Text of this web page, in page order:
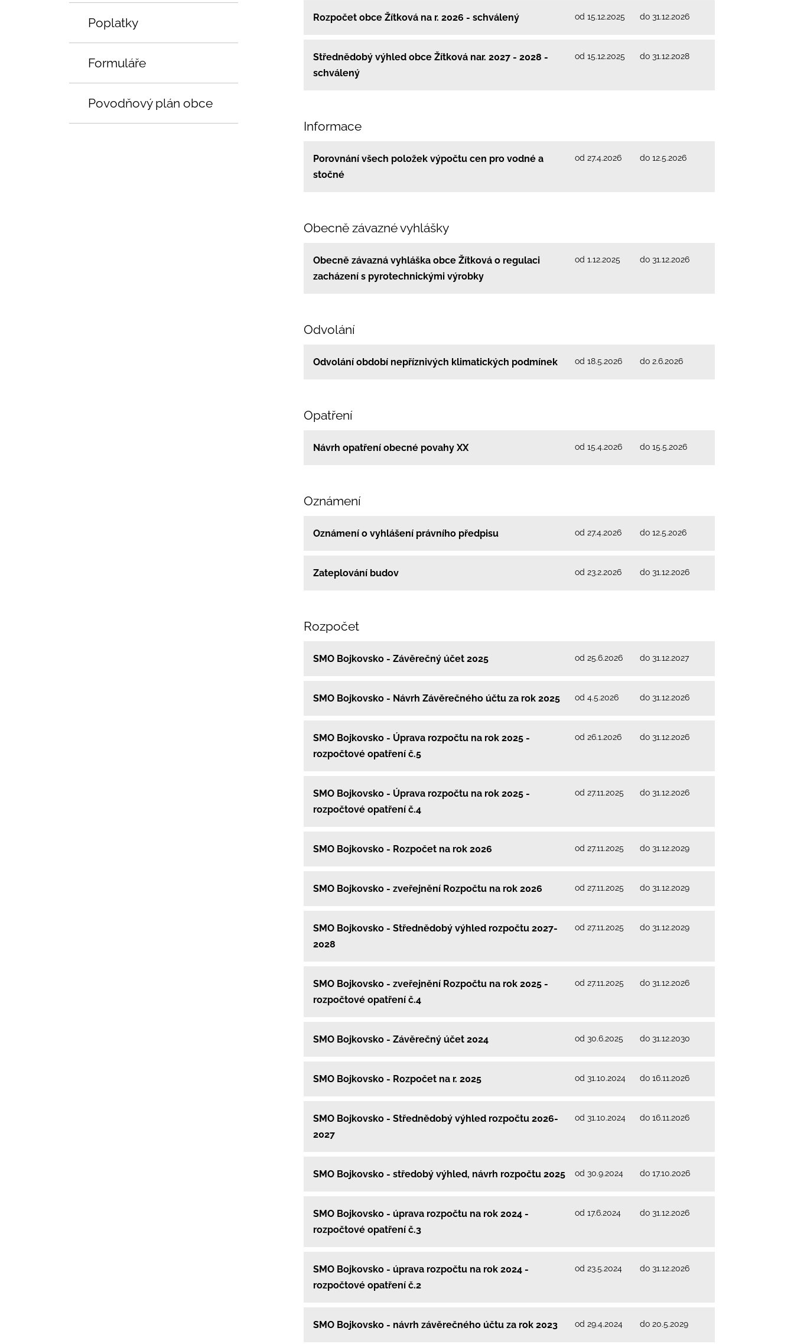
Rozpočet obce Žítková na r. 2026 - schválený od 15.12.2025 do 31.12.2026
Střednědobý výhled obce Žítková nar. 2027 - 2028 -
schválený
od 15.12.2025 do 31.12.2028
Informace
Porovnání všech položek výpočtu cen pro vodné a
stočné
od 27.4.2026 do 12.5.2026
Obecně závazné vyhlášky
Obecně závazná vyhláška obce Žítková o regulaci
zacházení s pyrotechnickými výrobky
od 1.12.2025 do 31.12.2026
Odvolání
Odvolání období nepříznivých klimatických podmínek od 18.5.2026 do 2.6.2026
Opatření
Návrh opatření obecné povahy XX od 15.4.2026 do 15.5.2026
Oznámení
Oznámení o vyhlášení právního předpisu od 27.4.2026 do 12.5.2026
Zateplování budov od 23.2.2026 do 31.12.2026
Rozpočet
SMO Bojkovsko - Závěrečný účet 2025 od 25.6.2026 do 31.12.2027
SMO Bojkovsko - Návrh Závěrečného účtu za rok 2025 od 4.5.2026 do 31.12.2026
SMO Bojkovsko - Úprava rozpočtu na rok 2025 -
rozpočtové opatření č.5
od 26.1.2026 do 31.12.2026
SMO Bojkovsko - Úprava rozpočtu na rok 2025 -
rozpočtové opatření č.4
od 27.11.2025 do 31.12.2026
SMO Bojkovsko - Rozpočet na rok 2026 od 27.11.2025 do 31.12.2029
SMO Bojkovsko - zveřejnění Rozpočtu na rok 2026 od 27.11.2025 do 31.12.2029
SMO Bojkovsko - Střednědobý výhled rozpočtu 2027-
2028
od 27.11.2025 do 31.12.2029
SMO Bojkovsko - zveřejnění Rozpočtu na rok 2025 -
rozpočtové opatření č.4
od 27.11.2025 do 31.12.2026
SMO Bojkovsko - Závěrečný účet 2024 od 30.6.2025 do 31.12.2030
SMO Bojkovsko - Rozpočet na r. 2025 od 31.10.2024 do 16.11.2026
SMO Bojkovsko - Střednědobý výhled rozpočtu 2026-
2027
od 31.10.2024 do 16.11.2026
SMO Bojkovsko - středobý výhled, návrh rozpočtu 2025 od 30.9.2024 do 17.10.2026
SMO Bojkovsko - úprava rozpočtu na rok 2024 -
rozpočtové opatření č.3
od 17.6.2024 do 31.12.2026
SMO Bojkovsko - úprava rozpočtu na rok 2024 -
rozpočtové opatření č.2
od 23.5.2024 do 31.12.2026
SMO Bojkovsko - návrh závěrečného účtu za rok 2023 od 29.4.2024 do 20.5.2029
Poplatky
Formuláře
Povodňový plán obce